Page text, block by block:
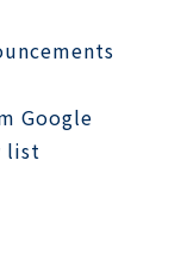
Google
list